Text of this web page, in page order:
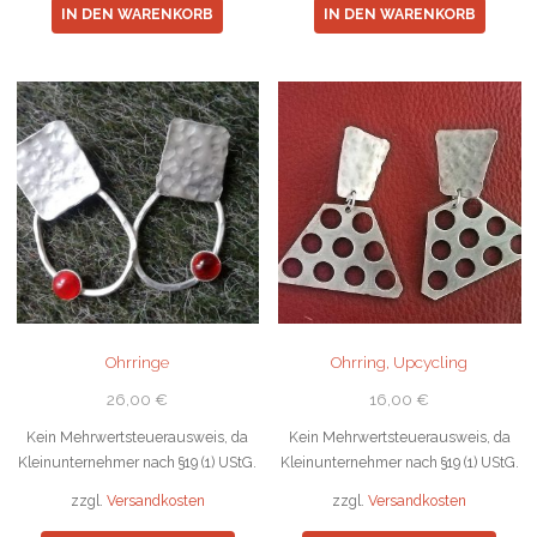
IN DEN WARENKORB IN DEN WARENKORB
Ohrringe
26,00 €
Kein Mehrwertsteuerausweis, da
Kleinunternehmer nach §19 (1) UStG.
zzgl. Versandkosten
Ohrring, Upcycling
16,00 €
Kein Mehrwertsteuerausweis, da
Kleinunternehmer nach §19 (1) UStG.
zzgl.Versandkosten